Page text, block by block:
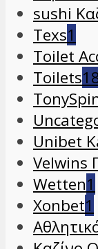
sushi
Texs1
Toilet
Toilets
Unibet
Velwins
Wetten1
Xonbet1